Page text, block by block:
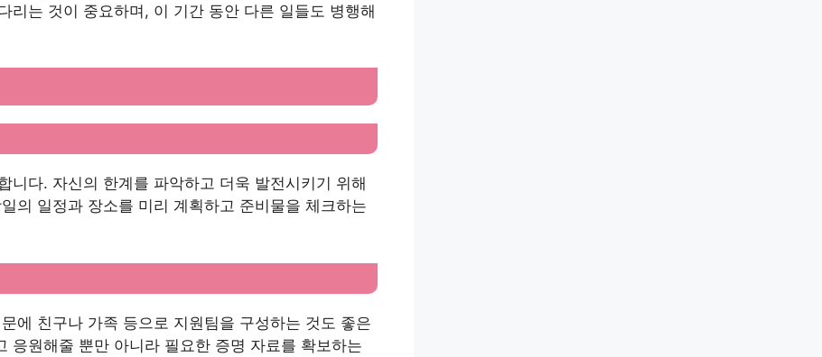
리는 것이 중요하며, 이 기간 동안 다른 일들도 병행해
니다. 자신의 한계를 파악하고 더욱 발전시키기 위해
의 일정과 장소를 미리 계획하고 준비물을 체크하는
에 친구나 가족 등으로 지원팀을 구성하는 것도 좋은
응원해줄 뿐만 아니라 필요한 증명 자료를 확보하는